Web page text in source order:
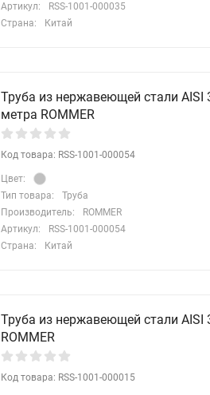
Артикул:
RSS-1001-000035
Страна:
Китай
Труба из нержавеющей стали AISI
метра ROMMER
Код товара: RSS-1001-000054
Цвет:
Тип товара:
Труба
Производитель:
ROMMER
Артикул:
RSS-1001-000054
Страна:
Китай
Труба из нержавеющей стали AISI
ROMMER
Код товара: RSS-1001-000015